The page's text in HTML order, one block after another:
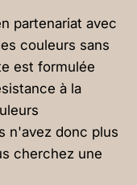
partenariat avec
couleurs sans
est formulée
à la
n'avez donc plus
cherchez une